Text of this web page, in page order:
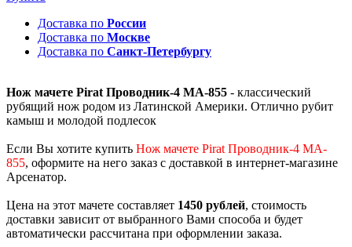
Доставка по России
Доставка по Москве
Доставка по Санкт-Петербургу
Нож мачете Pirat Проводник-4 MA-855 - классический
рубящий нож родом из Латинской Америки. Отлично рубит
камыш и молодой подлесок
Если Вы хотите купить Нож мачете Pirat Проводник-4 MA-
855, оформите на него заказ с доставкой в интернет-магазине
Арсенатор.
Цена на этот мачете составляет 1450 рублей, стоимость
доставки зависит от выбранного Вами способа и будет
автоматически рассчитана при оформлении заказа.